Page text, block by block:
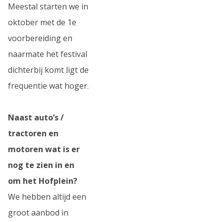
Meestal starten we in
oktober met de 1e
voorbereiding en
naarmate het festival
dichterbij komt ligt de
frequentie wat hoger.
Naast auto’s /
tractoren en
motoren wat is er
nog te zien in en
om het Hofplein?
We hebben altijd een
groot aanbod in